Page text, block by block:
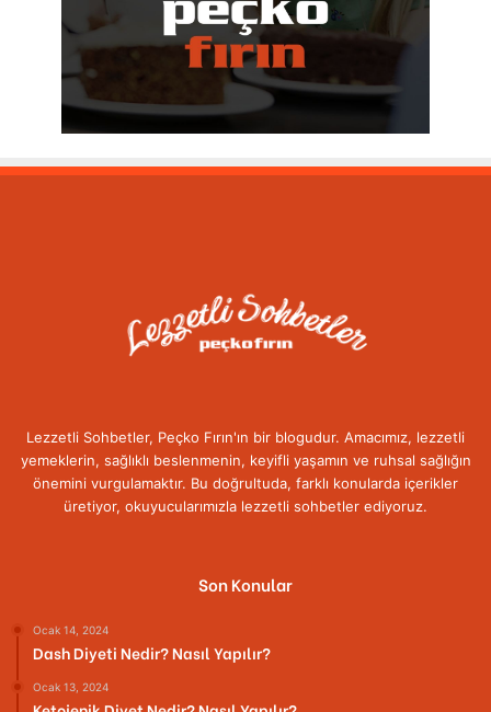
Lezzetli Sohbetler, Peçko Fırın'ın bir blogudur. Amacımız, lezzetli
yemeklerin, sağlıklı beslenmenin, keyifli yaşamın ve ruhsal sağlığın
önemini vurgulamaktır. Bu doğrultuda, farklı konularda içerikler
üretiyor, okuyucularımızla lezzetli sohbetler ediyoruz.
Son Konular
Ocak 14, 2024
Dash Diyeti Nedir? Nasıl Yapılır?
Ocak 13, 2024